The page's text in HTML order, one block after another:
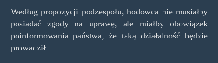
Według propozycji podzespołu, hodowca nie musiałby
posiadać zgody na uprawę, ale miałby obowiązek
poinformowania państwa, że taką działalność będzie
prowadził.